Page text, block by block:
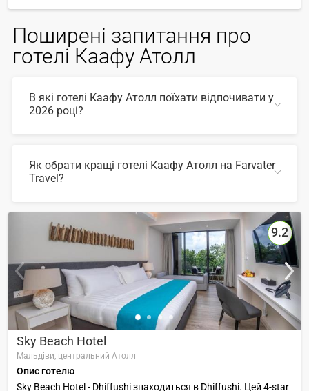
Поширені запитання про
готелі Каафу Атолл
В які готелі Каафу Атолл поїхати відпочивати у
2026 році?
Як обрати кращі готелі Каафу Атолл на Farvater
Travel?
скористатись зручним пошуком по сайту, також на
Farvater Travel ви знайдете безліч фото готелів та
відгуків про кращі готелі Каафу Атолл
ЗГОРНУТИ
9.2
Sky Beach Hotel
Мальдіви, центральний Атолл
Опис готелю
Sky Beach Hotel - Dhiffushi знаходиться в Dhiffushi. Цей 4-star